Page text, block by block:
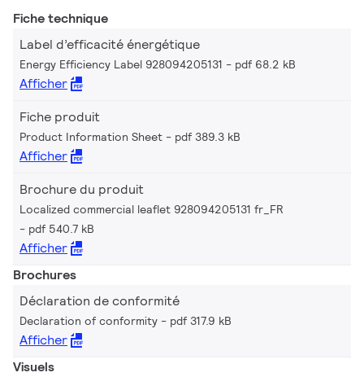
Fiche technique
Label d’efficacité énergétique
Energy Efficiency Label 928094205131 pdf 68.2 kB
Afficher
Fiche produit
Product Information Sheet pdf 389.3 kB
Afficher
Brochure du produit
Localized commercial leaflet 928094205131 fr_FR
pdf 540.7 kB
Afficher
Brochures
Déclaration de conformité
Declaration of conformity pdf 317.9 kB
Afficher
Visuels